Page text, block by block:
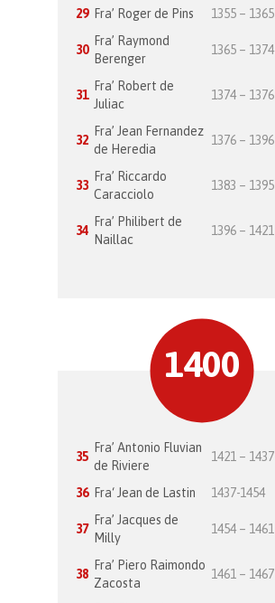
29 Fra’ Roger de Pins 1355 – 1365
30
Fra’ Raymond
Berenger
1365 – 1374
31
Fra’ Robert de
Juliac
1374 – 1376
32
Fra’ Jean Fernandez
de Heredia
1376 – 1396
33
Fra’ Riccardo
Caracciolo
1383 – 1395
34
Fra’ Philibert de
Naillac
1396 – 1421
1400
35
Fra’ Antonio Fluvian
de Riviere
1421 – 1437
36 Fra‘ Jean de Lastin 1437-1454
37
Fra’ Jacques de
Milly
1454 – 1461
38
Fra’ Piero Raimondo
Zacosta
1461 – 1467